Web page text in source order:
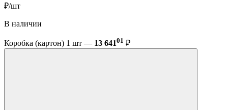
₽/шт
В наличии
Коробка (картон) 1 шт — 13 64101 ₽